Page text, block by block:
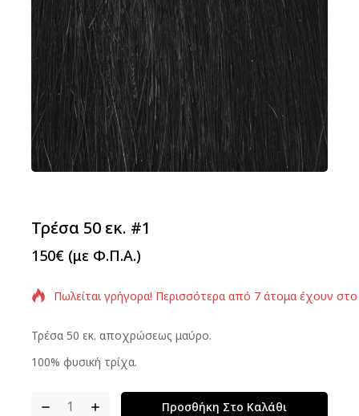
Τρέσα 50 εκ. #1
150€ (με Φ.Π.Α.)
Πωλείται γρήγορα! Περισσότερα από 7 άτομα έχουν στο
Τρέσα 50 εκ. αποχρώσεως μαύρο.
100% φυσική τρίχα.
Προσθήκη Στο Καλάθι